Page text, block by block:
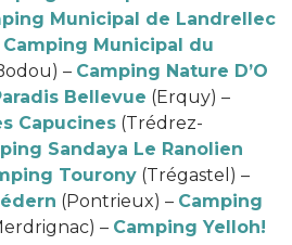
Municipal de Landrellec
Camping Municipal du
– Camping Nature D’O
Bellevue (Erquy) –
Capucines (Trédrez-
Sandaya Le Ranolien
Tourony (Trégastel) –
(Pontrieux) – Camping
– Camping Yelloh!